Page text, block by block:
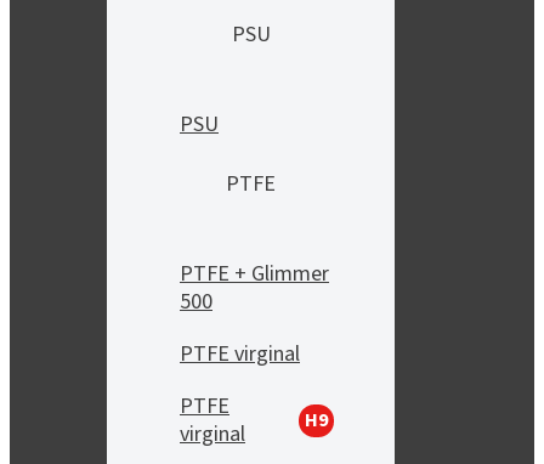
PSU
PSU
PTFE
PTFE + Glimmer
500
PTFE virginal
PTFE
virginal
H9